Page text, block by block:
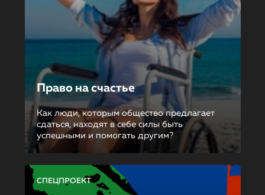
Право на счастье
Как люди, которым общество предлагает
сдаться, находят в себе силы быть
успешными и помогать другим?
СПЕЦПРОЕКТ